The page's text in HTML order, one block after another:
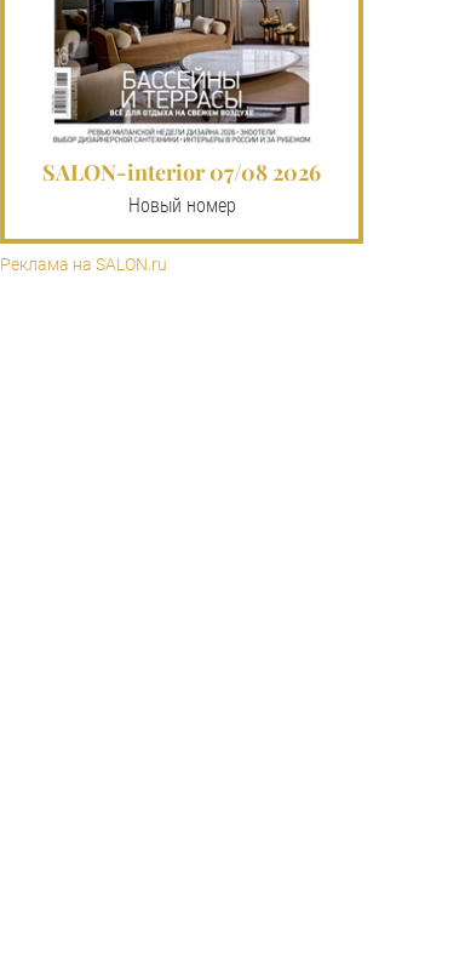
SALON-interior 07/08 2026
Новый номер
Реклама на SALON.ru